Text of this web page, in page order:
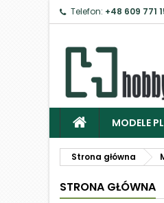
Telefon: +48 609 771
MODELE
Strona główna
STRONA GŁÓWNA